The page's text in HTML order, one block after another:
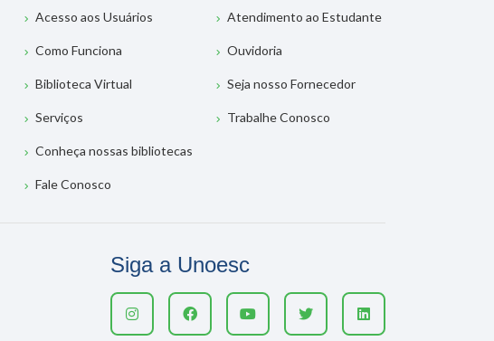
Acesso aos Usuários
Como Funciona
Biblioteca Virtual
Serviços
Conheça nossas bibliotecas
Fale Conosco
Atendimento ao Estudante
Ouvidoria
Seja nosso Fornecedor
Trabalhe Conosco
Siga a Unoesc